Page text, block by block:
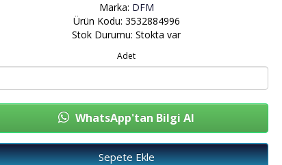
Marka: DFM
Ürün Kodu: 3532884996
Stok Durumu: Stokta var
Adet
WhatsApp'tan Bilgi Al
Sepete Ekle